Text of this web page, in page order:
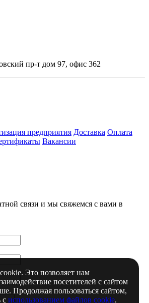
пр-т дом 97, офис 362
предприятия Доставка Оплата
Вакансии
связи и мы свяжемся с вами в
Это позволяет нам
посетителей с сайтом
Продолжая пользоваться сайтом,
с использованием файлов cookie.